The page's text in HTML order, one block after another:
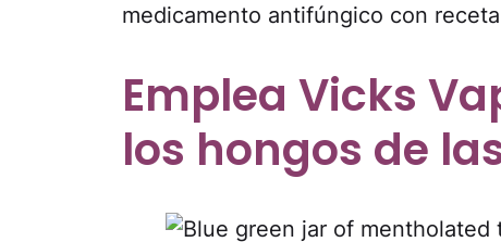
medicamento antifúngico con
Emplea Vicks
los hongos de